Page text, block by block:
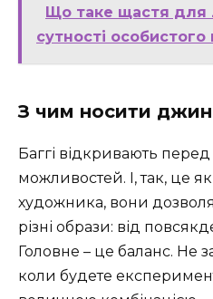
Що таке щастя для
сутності
З чим носити
Баггі відкривають
можливостей. І, так, це
художника, вони
різні образи: від
Головне – це баланс. Не
коли будете